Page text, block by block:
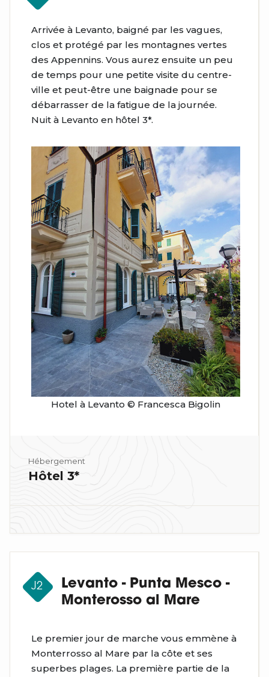
Arrivée à Levanto, baigné par les vagues,
clos et protégé par les montagnes vertes
des Appennins. Vous aurez ensuite un peu
de temps pour une petite visite du centre-
ville et peut-être une baignade pour se
débarrasser de la fatigue de la journée.
Nuit à Levanto en hôtel 3*.
Hotel à Levanto © Francesca Bigolin
Hébergement
Hôtel 3*
J2
Levanto - Punta Mesco -
Monterosso al Mare
Le premier jour de marche vous emmène à
Monterrosso al Mare par la côte et ses
superbes plages. La première partie de la